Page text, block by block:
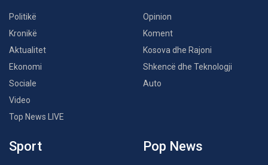
Politikë
Kronikë
Aktualitet
Ekonomi
Sociale
Video
Top News LIVE
Opinion
Koment
Kosova dhe Rajoni
Shkencë dhe Teknologji
Auto
Sport Pop News